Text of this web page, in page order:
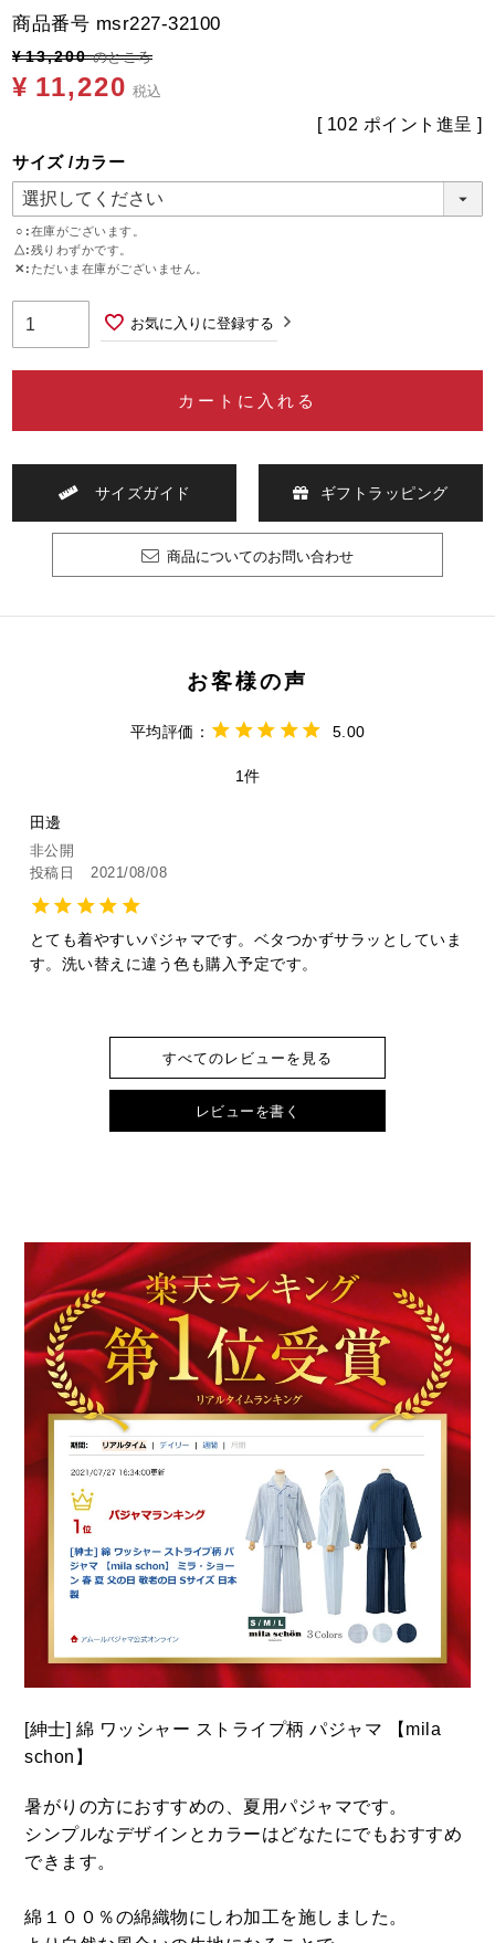
商品番号 msr227-32100
¥ 13,200 のところ
¥ 11,220 税込
[ 102 ポイント進呈 ]
サイズ
カラー
○
在庫がございます。
△ 残りわずかです。
✕
ただいま在庫がございません。
お気に入りに登録する
カートに入れる
サイズガイド ギフトラッピング
商品についてのお問い合わせ
5.00
1
田邊
非公開
投稿日
2021/08/08
とても着やすいパジャマです。ベタつかずサラッとしていま
す。洗い替えに違う色も購入予定です。
すべてのレビューを見る
レビューを書く
[紳士] 綿 ワッシャー ストライプ柄 パジャマ 【mila
schon】
暑がりの方におすすめの、夏用パジャマです。
シンプルなデザインとカラーはどなたにでもおすすめ
できます。
綿１００％の綿織物にしわ加工を施しました。